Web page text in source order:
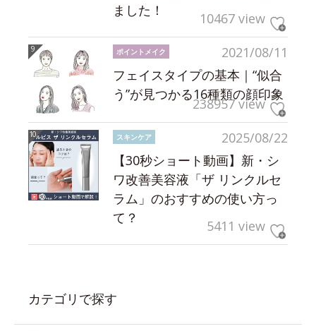
ました！
10467 view
2021/08/11
ポイントメイク
フェイスタイプの基本｜“似合
う”が見つかる16種類の顔印象
238957 view
2025/08/22
スキンケア
【30秒ショート動画】新・シ
ワ改善美容液「ザ リンクルセ
ラム」のおすすめの使い方っ
て？
5411 view
カテゴリで探す